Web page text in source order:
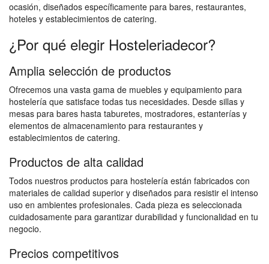
ocasión, diseñados específicamente para bares, restaurantes,
hoteles y establecimientos de catering.
¿Por qué elegir Hosteleriadecor?
Amplia selección de productos
Ofrecemos una vasta gama de muebles y equipamiento para
hostelería que satisface todas tus necesidades. Desde sillas y
mesas para bares hasta taburetes, mostradores, estanterías y
elementos de almacenamiento para restaurantes y
establecimientos de catering.
Productos de alta calidad
Todos nuestros productos para hostelería están fabricados con
materiales de calidad superior y diseñados para resistir el intenso
uso en ambientes profesionales. Cada pieza es seleccionada
cuidadosamente para garantizar durabilidad y funcionalidad en tu
negocio.
Precios competitivos